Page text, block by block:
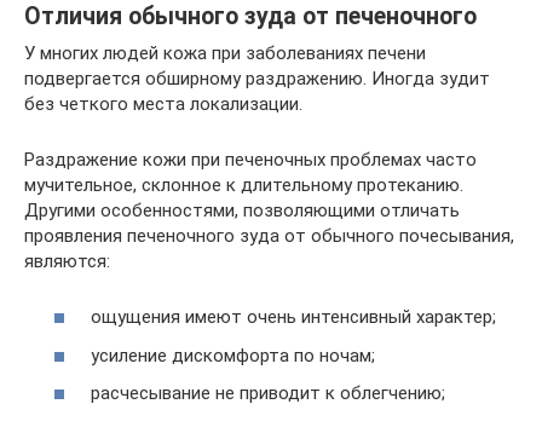
Отличия обычного зуда от печеночного
У многих людей кожа при заболеваниях печени
подвергается обширному раздражению. Иногда зудит
без четкого места локализации.
Раздражение кожи при печеночных проблемах часто
мучительное, склонное к длительному протеканию.
Другими особенностями, позволяющими отличать
проявления печеночного зуда от обычного почесывания,
являются:
ощущения имеют очень интенсивный характер;
усиление дискомфорта по ночам;
расчесывание не приводит к облегчению;